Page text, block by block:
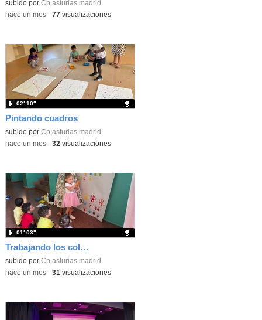
Contenido educativo.
subido por Cp asturias madrid
-hace un mes- 77 visualizaciones
Pintando cuadros
Contenido educativo.
subido por Cp asturias madrid
02′ 10″
-hace un mes- 32 visualizaciones
Trabajando los colores en 3 años
Contenido educativo.
subido por Cp asturias madrid
01′ 03″
-hace un mes- 31 visualizaciones